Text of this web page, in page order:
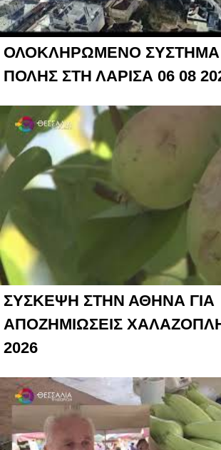
ΟΛΟΚΛΗΡΩΜΕΝΟ
ΠΟΛΗΣ ΣΤΗ ΛΑΡΙΣΑ 06 08
ΣΥΣΚΕΨΗ ΣΤΗΝ ΑΘΗΝΑ ΓΙΑ
ΑΠΟΖΗΜΙΩΣΕΙΣ
2026